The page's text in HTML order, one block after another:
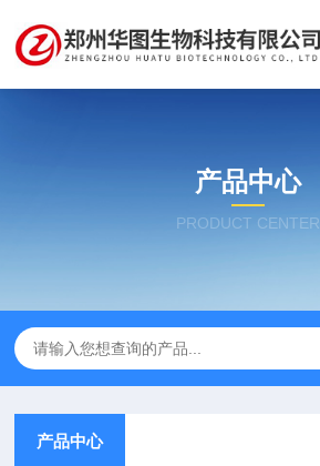
产品中心
PRODUCT CENTER
产品中心